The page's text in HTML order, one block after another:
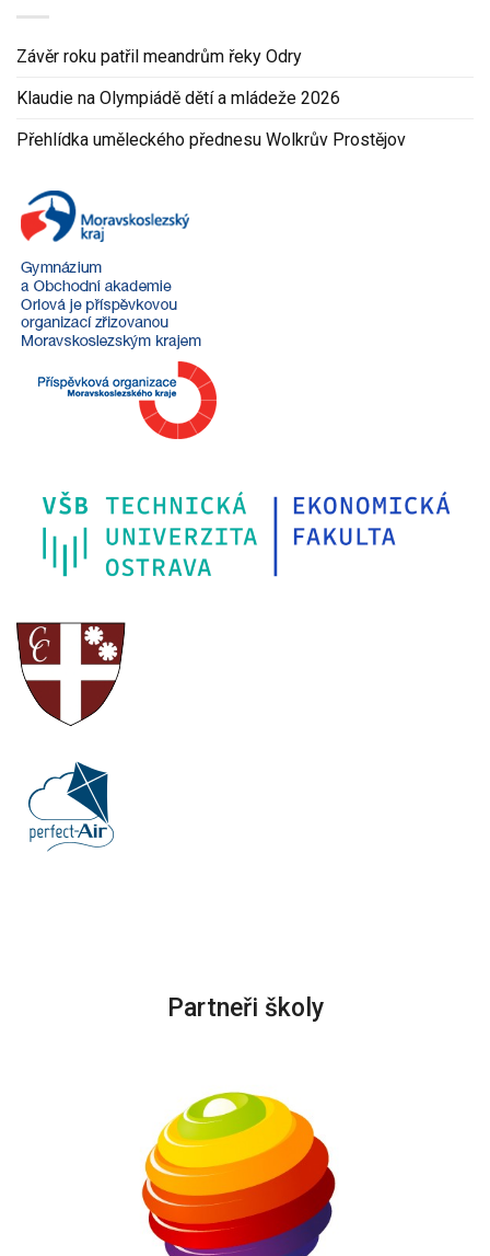
Závěr roku patřil meandrům řeky Odry
Klaudie na Olympiádě dětí a mládeže 2026
Přehlídka uměleckého přednesu Wolkrův Prostějov
Partneři školy